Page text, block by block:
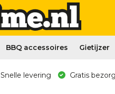
BBQ accessoires Gietijzer
Snelle levering Gratis